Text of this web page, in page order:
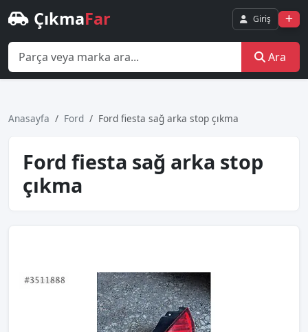
ÇıkmaFar Giriş
Ara
Anasayfa Ford Ford fiesta sağ arka stop çıkma
Ford fiesta sağ arka stop
çıkma